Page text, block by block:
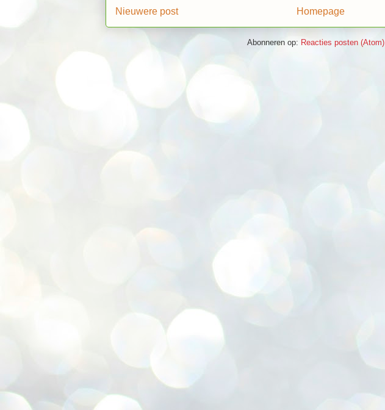
Nieuwere post Homepage
Abonneren op: Reacties posten (Atom)